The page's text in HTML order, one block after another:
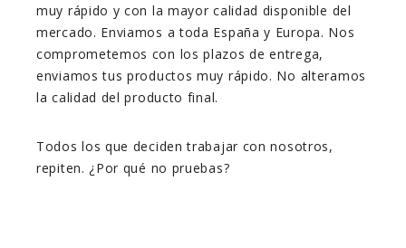
muy rápido y con la mayor calidad disponible del
mercado. Enviamos a toda España y Europa. Nos
comprometemos con los plazos de entrega,
enviamos tus productos muy rápido. No alteramos
la calidad del producto final.
Todos los que deciden trabajar con nosotros,
repiten. ¿Por qué no pruebas?